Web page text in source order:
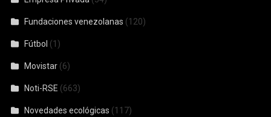
Fundaciones venezolanas (120)
Fútbol (1)
Movistar (6)
Noti-RSE (663)
Novedades ecológicas (117)